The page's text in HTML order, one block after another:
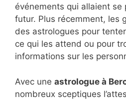
événements qui allaient se
futur. Plus récemment, les
des astrologues pour
ce qui les attend ou pour
informations sur les
Avec une astrologue à
nombreux sceptiques